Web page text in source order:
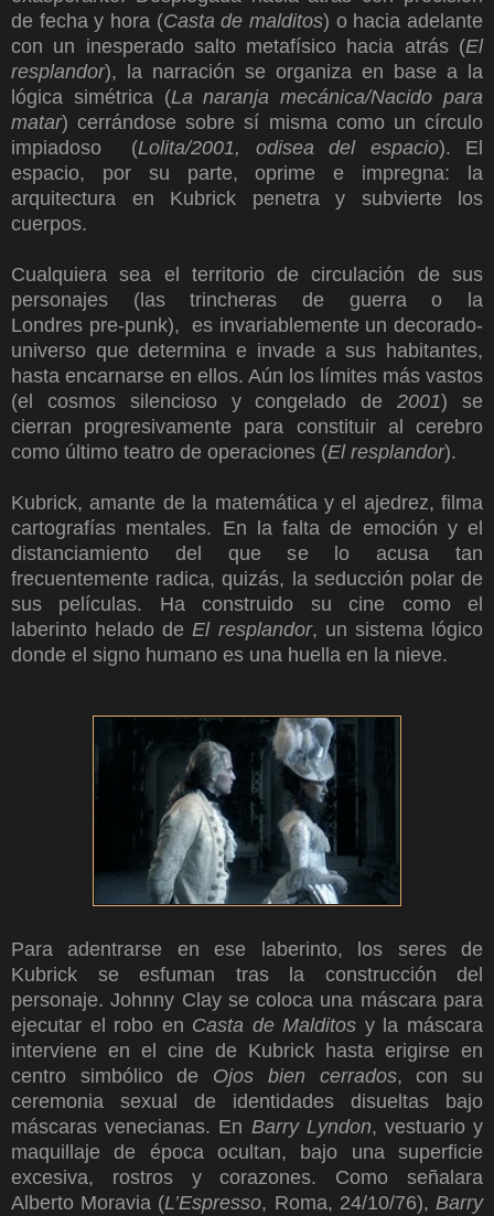
de fecha y hora (Casta de malditos) o hacia adelante
con un inesperado salto metafísico hacia atrás (El
resplandor), la narración se organiza en base a la
lógica simétrica (La naranja mecánica/Nacido para
matar) cerrándose sobre sí misma como un círculo
impiadoso (Lolita/2001, odisea del espacio). El
espacio, por su parte, oprime e impregna: la
arquitectura en Kubrick penetra y subvierte los
cuerpos.
Cualquiera sea el territorio de circulación de sus
personajes (las trincheras de guerra o la
Londres pre-punk), es invariablemente un decorado-
universo que determina e invade a sus habitantes,
hasta encarnarse en ellos. Aún los límites más vastos
(el cosmos silencioso y congelado de2001) se
cierran progresivamente para constituir al cerebro
como último teatro de operaciones (El resplandor).
Kubrick, amante de la matemática y el ajedrez, filma
cartografías mentales. En la falta de emoción y el
distanciamiento del que se lo acusa tan
frecuentemente radica, quizás, la seducción polar de
sus películas. Ha construido su cine como el
laberinto helado deEl resplandor, un sistema lógico
donde el signo humano es una huella en la nieve.
Para adentrarse en ese laberinto, los seres de
Kubrick se esfuman tras la construcción del
personaje. Johnny Clay se coloca una máscara para
ejecutar el robo en Casta de Malditos y la máscara
interviene en el cine de Kubrick hasta erigirse en
centro simbólico de Ojos bien cerrados, con su
ceremonia sexual de identidades disueltas bajo
máscaras venecianas. En Barry Lyndon, vestuario y
maquillaje de época ocultan, bajo una superficie
excesiva, rostros y corazones. Como señalara
Alberto Moravia (L’Espresso, Roma, 24/10/76),Barry